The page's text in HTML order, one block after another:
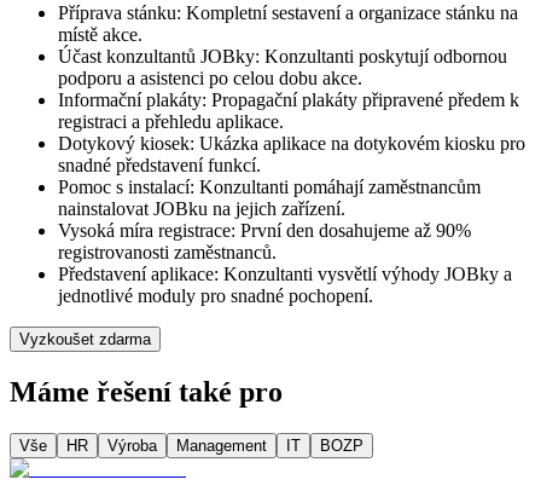
Příprava stánku: Kompletní sestavení a organizace stánku na
místě akce.
Účast konzultantů JOBky: Konzultanti poskytují odbornou
podporu a asistenci po celou dobu akce.
Informační plakáty: Propagační plakáty připravené předem k
registraci a přehledu aplikace.
Dotykový kiosek: Ukázka aplikace na dotykovém kiosku pro
snadné představení funkcí.
Pomoc s instalací: Konzultanti pomáhají zaměstnancům
nainstalovat JOBku na jejich zařízení.
Vysoká míra registrace: První den dosahujeme až 90%
registrovanosti zaměstnanců.
Představení aplikace: Konzultanti vysvětlí výhody JOBky a
jednotlivé moduly pro snadné pochopení.
Vyzkoušet zdarma
Máme řešení také pro
Vše HR Výroba Management IT BOZP